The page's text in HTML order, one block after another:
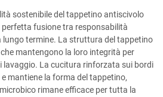
sostenibile del tappetino antiscivolo
fusione tra responsabilità
lungo termine. La struttura del tappetino
mantengono la loro integrità per
lavaggio. La cucitura rinforzata sui bordi
mantiene la forma del tappetino,
rimane efficace per tutta la